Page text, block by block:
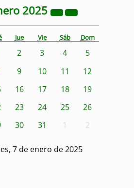
2025
Jue Vie Sáb Dom
2 3 4
5
9 10 11
12
16 17 18
19
23 24 25
26
30 31 1 2
7 de enero de 2025